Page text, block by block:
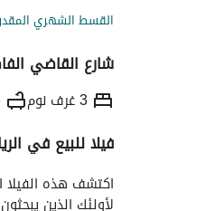
القسط الشهري
شارع القاضي
3 غرف نوم 3
التفاصيل
فيلا للبيع في